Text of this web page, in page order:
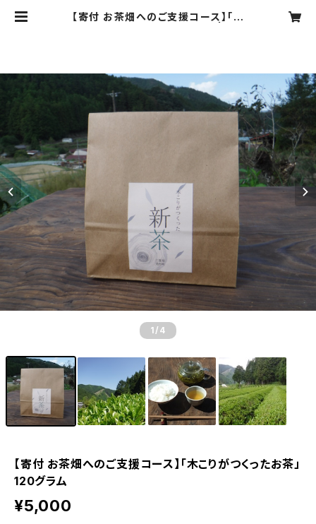
【寄付 お茶畑へのご支援コース】「木
1 /4
【寄付 お茶畑へのご支援コース】「木こりがつくったお茶」
120グラム
¥5,000